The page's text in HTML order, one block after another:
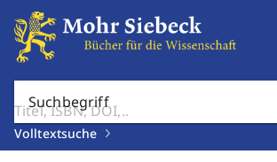
Suchbegriff
Volltextsuche